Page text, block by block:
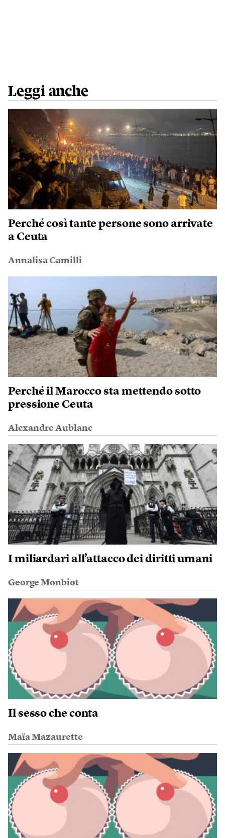
Leggi anche
Perché così tante persone sono arrivate
a Ceuta
Annalisa Camilli
Perché il Marocco sta mettendo sotto
pressione Ceuta
Alexandre Aublanc
I miliardari all’attacco dei diritti umani
George Monbiot
Il sesso che conta
Maïa Mazaurette